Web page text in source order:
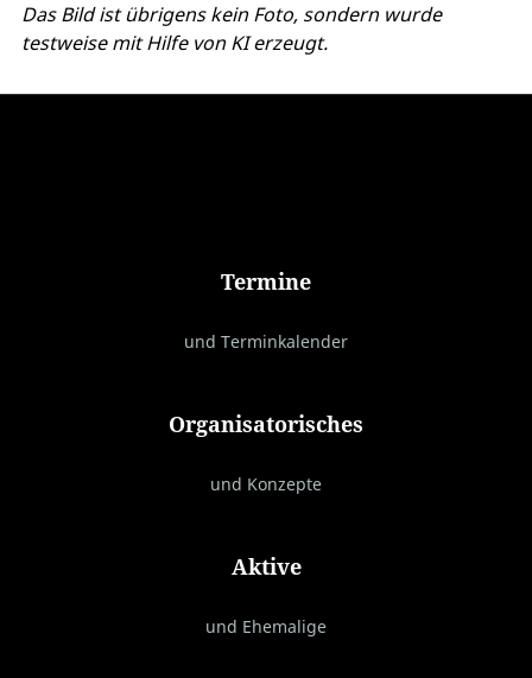
Das Bild ist übrigens kein Foto, sondern wurde
testweise mit Hilfe von KI erzeugt.
Termine
und Terminkalender
Organisatorisches
und Konzepte
Aktive
und Ehemalige